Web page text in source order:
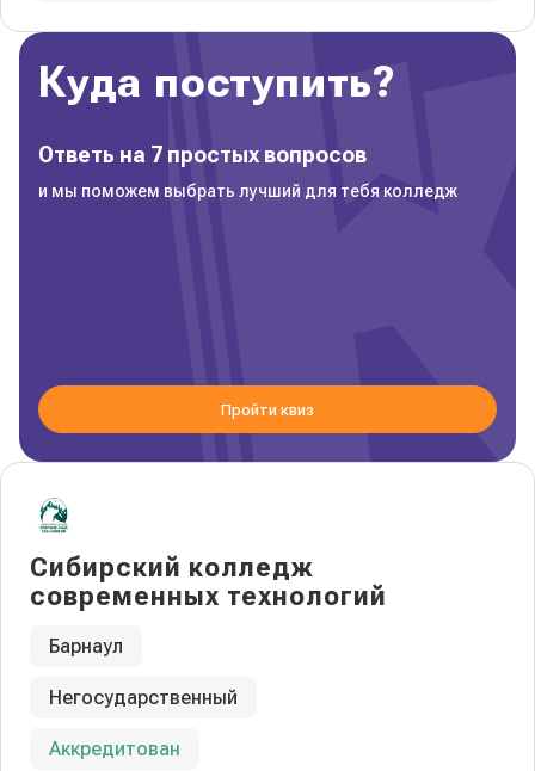
Сибирский колледж
современных технологий
Барнаул
Негосударственный
Аккредитован
Куда поступить?
Ответь на 7 простых вопросов
и мы поможем выбрать лучший для тебя колледж
Пройти квиз